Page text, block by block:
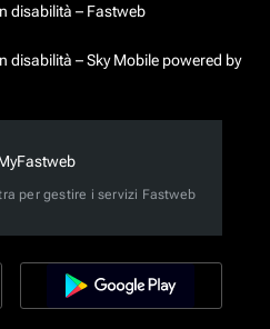
disabilità – Fastweb
disabilità – Sky Mobile powered by
per gestire i servizi Fastweb